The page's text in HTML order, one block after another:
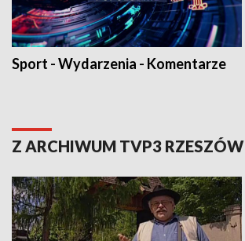
Sport - Wydarzenia - Komentarze
Z ARCHIWUM TVP3 RZESZÓW